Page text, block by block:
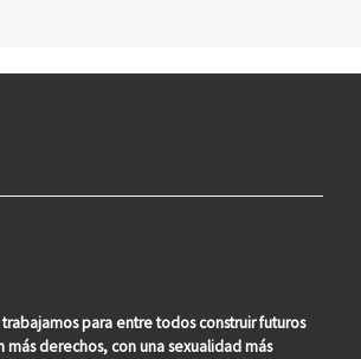
trabajamos para entre todos construir futuros
más derechos, con una sexualidad más